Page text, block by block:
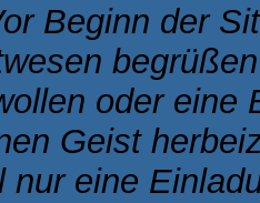
Beginn der
oder eine
Geist
nur eine